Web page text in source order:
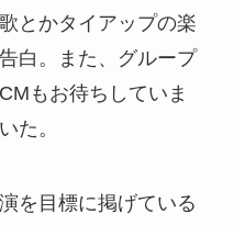
とかタイアップの楽
白。また、グループ
もお待ちしていま
た。
を目標に掲げている